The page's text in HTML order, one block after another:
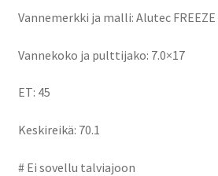
Vannemerkki ja malli: Alutec
Vannekoko ja pulttijako: 7.0×17
ET: 45
Keskireikä: 70.1
# Ei sovellu talviajoon